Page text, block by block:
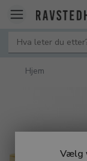
Vælg
Hjem